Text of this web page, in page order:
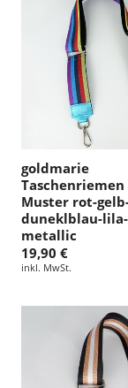
goldmarie
Taschenriemen
Muster rot-
duneklblau-
metallic
19,90 €
inkl. MwSt.